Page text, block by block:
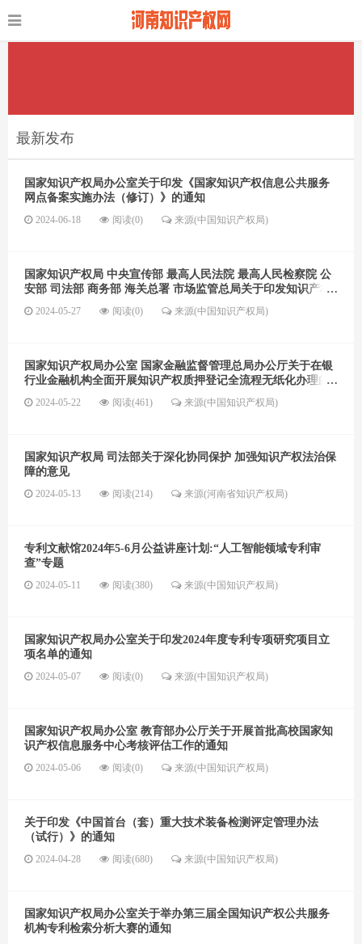
最新发布
国家知识产权局办公室关于印发《国家知识产权信息公共服务
网点备案实施办法（修订）》的通知
2024-06-18 阅读(0) 来源(中国知识产权局)
国家知识产权局 中央宣传部 最高人民法院 最高人民检察院 公
安部 司法部 商务部 海关总署 市场监管总局关于印发知识产权
保护体系建设工程实施方案的通知
2024-05-27 阅读(0) 来源(中国知识产权局)
国家知识产权局办公室 国家金融监督管理总局办公厅关于在银
行业金融机构全面开展知识产权质押登记全流程无纸化办理的
通知
2024-05-22 阅读(461) 来源(中国知识产权局)
国家知识产权局 司法部关于深化协同保护 加强知识产权法治保
障的意见
2024-05-13 阅读(214) 来源(河南省知识产权局)
专利文献馆2024年5-6月公益讲座计划:“人工智能领域专利审
查”专题
2024-05-11 阅读(380) 来源(中国知识产权局)
国家知识产权局办公室关于印发2024年度专利专项研究项目立
项名单的通知
2024-05-07 阅读(0) 来源(中国知识产权局)
国家知识产权局办公室 教育部办公厅关于开展首批高校国家知
识产权信息服务中心考核评估工作的通知
2024-05-06 阅读(0) 来源(中国知识产权局)
关于印发《中国首台（套）重大技术装备检测评定管理办法
（试行）》的通知
2024-04-28 阅读(680) 来源(中国知识产权局)
国家知识产权局办公室关于举办第三届全国知识产权公共服务
机构专利检索分析大赛的通知